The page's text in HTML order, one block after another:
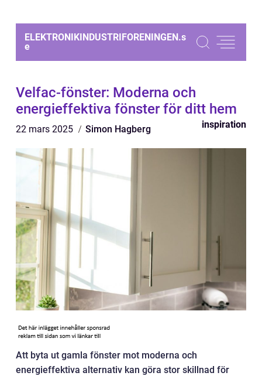
ELEKTRONIKINDUSTRIFORENINGEN.s
e
Velfac-fönster: Moderna och
energieffektiva fönster för ditt hem
22 mars 2025 Simon Hagberg inspiration
Att byta ut gamla fönster mot moderna och
energieffektiva alternativ kan göra stor skillnad för